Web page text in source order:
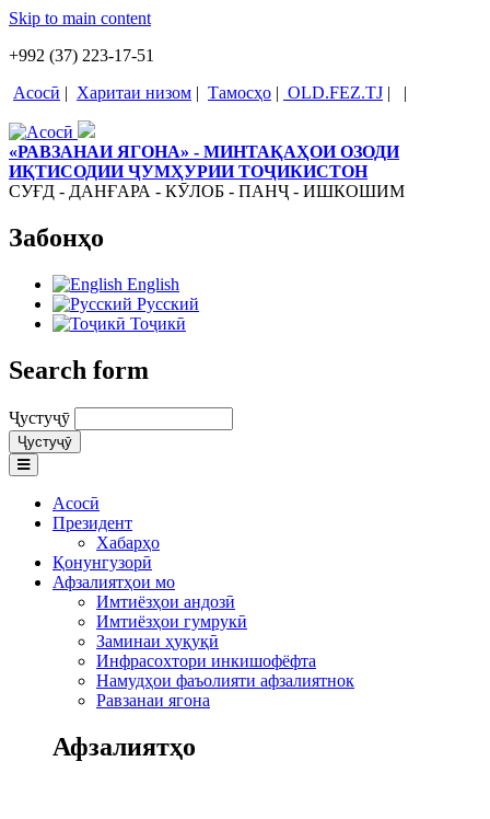
Skip to main content
+992 (37) 223-17-51
Асосӣ | Харитаи низом | Тамосҳо | OLD.FEZ.TJ | |
«РАВЗАНАИ ЯГОНА» - МИНТАҚАҲОИ ОЗОДИ
ИҚТИСОДИИ ҶУМҲУРИИ ТОҶИКИСТОН
СУҒД - ДАНҒАРА - КӮЛОБ - ПАНҶ - ИШКОШИМ
Забонҳо
English
Русский
Тоҷикӣ
Search form
Ҷустуҷӯ
Асосӣ
Президент
Хабарҳо
Қонунгузорӣ
Афзалиятҳои мо
Имтиёзҳои андозӣ
Имтиёзҳои гумрукӣ
Заминаи ҳуқуқӣ
Инфрасохтори инкишофёфта
Намудҳои фаъолияти афзалиятнок
Равзанаи ягона
Афзалиятҳо